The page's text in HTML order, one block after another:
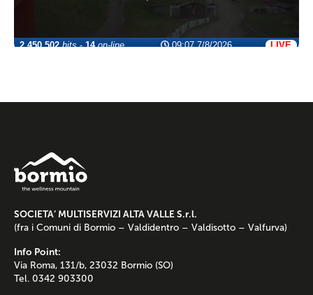
SOCIETA’ MULTISERVIZI ALTA VALLE S.r.l.
(fra i Comuni di Bormio – Valdidentro – Valdisotto – Valfurva)
Info Point:
Via Roma, 131/b, 23032 Bormio (SO)
Tel. 0342 903300